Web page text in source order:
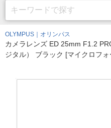
OLYMPUS｜オリンパス
カメラレンズ ED 25mm F1.2
ジタル） ブラック [マイクロフ